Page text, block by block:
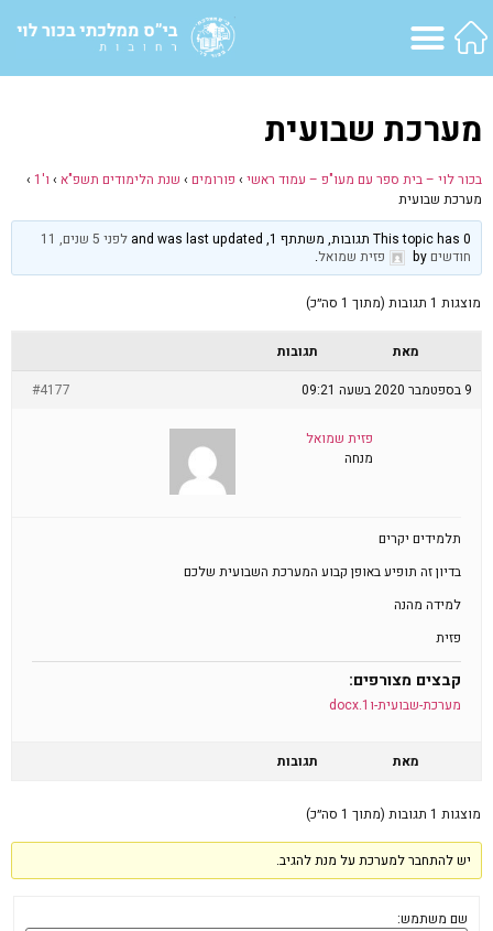
מערכת שבועית
בכור לוי – בית ספר עם מעו"פ – עמוד ראשי › פורומים › שנת הלימודים תשפ"א › ו'1
›
מערכת שבועית
This topic has 0 תגובות, משתתף 1, and was last updated
לפני 5 שנים, 11
חודשים by פזית שמואל.
מוצגות 1 תגובות (מתוך 1 סה״כ)
מאת
תגובות
9 בספטמבר 2020 בשעה 09:21
#4177
פזית שמואל
מנחה
תלמידים יקרים
בדיון זה תופיע באופן קבוע המערכת השבועית שלכם
למידה מהנה
פזית
קבצים מצורפים:
מערכת-שבועית-ו1.docx
מאת תגובות
מוצגות 1 תגובות (מתוך 1 סה״כ)
יש להתחבר למערכת על מנת להגיב.
שם משתמש: